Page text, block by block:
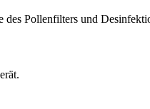
Pollenfilters und